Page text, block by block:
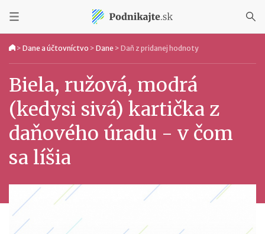
> Dane a účtovníctvo > Dane > Daň z pridanej hodnoty
Biela, ružová, modrá
(kedysi sivá) kartička z
daňového úradu - v čom
sa líšia